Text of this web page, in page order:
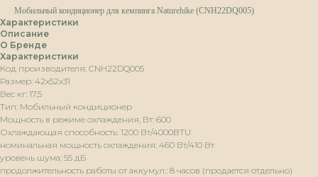
Мобильный кондиционер для кемпинга Naturehike (CNH22DQ005)
Характеристики
Описание
О Бренде
Характеристики
Код производителя: CNH22DQ005
Размер: 42х52х31
Вес кг: 17,5
Тип: Мобильный кондиционер
Мощность в режиме охлаждения, Вт: 600
Охлаждающая способность: 1200 Вт/4000BTU
номинальная мощность охлаждения: 460 Вт/410 Вт
уровень шума: 55 дБ
продолжительность работы от аккумул.: 8 часов (продается отдельно)